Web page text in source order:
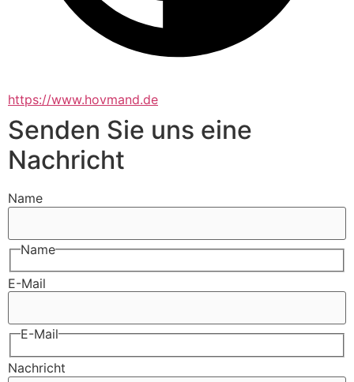
https://www.hovmand.de
Senden Sie uns eine
Nachricht
Name
Name
E-Mail
E-Mail
Nachricht